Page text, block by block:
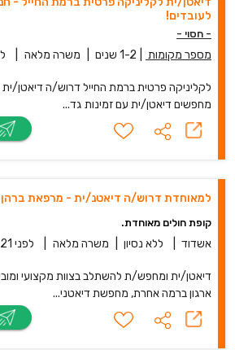
לעובדים!
- חסוי -
מספר מקומות 1-2 שנים משרה מלאה
לקליניקה פרטית ברמת החייל דרוש/ה דיאטן/
מחפשים דיאטן/ית עם זמינות גד...
למאוחדת דרוש/ה דיאטנ/ית - מרפאת
קופת חולים מאוחדת.
אשדוד ללא נסיון משרה מלאה לפני 21 שעות
דיאטן/ית ומחפש/ת להשתלב בצוות מקצועי
ארגון ברמה אחרת, מחפשת דיאטני...